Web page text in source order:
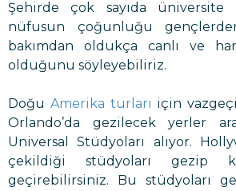
Şehirde çok sayıda üniversite
nüfusun çoğunluğu
bakımdan oldukça canlı ve
olduğunu söyleyebiliriz.
Doğu Amerika turları için
Orlando’da gezilecek yerler
Universal Stüdyoları alıyor.
çekildiği stüdyoları gezip
geçirebilirsiniz. Bu stüdyoları